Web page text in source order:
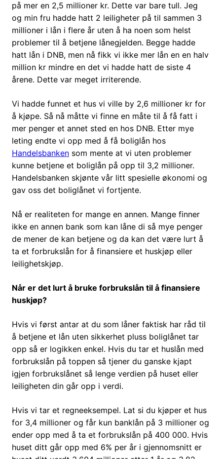
på mer en 2,5 millioner kr. Dette var bare tull. Jeg
og min fru hadde hatt 2 leiligheter på til sammen 3
millioner i lån i flere år uten å ha noen som helst
problemer til å betjene lånegjelden. Begge hadde
hatt lån i DNB, men nå fikk vi ikke mer lån en en halv
million kr mindre en det vi hadde hatt de siste 4
årene. Dette var meget irriterende.
Vi hadde funnet et hus vi ville by 2,6 millioner kr for
å kjøpe. Så nå måtte vi finne en måte til å få fatt i
mer penger et annet sted en hos DNB. Etter mye
leting endte vi opp med å få boliglån hos
Handelsbanken som mente at vi uten problemer
kunne betjene et boliglån på opp til 3,2 millioner.
Handelsbanken skjønte vår litt spesielle økonomi og
gav oss det boliglånet vi fortjente.
Nå er realiteten for mange en annen. Mange finner
ikke en annen bank som kan låne di så mye penger
de mener de kan betjene og da kan det være lurt å
ta et forbrukslån for å finansiere et huskjøp eller
leilighetskjøp.
Når er det lurt å bruke forbrukslån til å finansiere
huskjøp?
Hvis vi først antar at du som låner faktisk har råd til
å betjene et lån uten sikkerhet pluss boliglånet tar
opp så er logikken enkel. Hvis du tar et huslån med
forbrukslån på toppen så tjener du ganske kjapt
igjen forbrukslånet så lenge verdien på huset eller
leiligheten din går opp i verdi.
Hvis vi tar et regneeksempel. Lat si du kjøper et hus
for 3,4 millioner og får kun banklån på 3 millioner og
ender opp med å ta et forbrukslån på 400 000. Hvis
huset ditt går opp med 6% per år i gjennomsnitt er